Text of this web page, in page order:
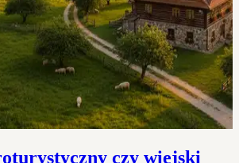
czy wiejski